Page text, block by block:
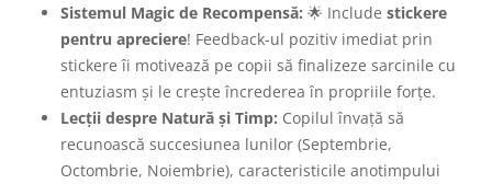
Sistemul Magic de Recompensă: 🌟 Include stickere
pentru apreciere! Feedback-ul pozitiv imediat prin
stickere îi motivează pe copii să finalizeze sarcinile cu
entuziasm și le crește încrederea în propriile forțe.
Lecții despre Natură și Timp: Copilul învață să
recunoască succesiunea lunilor (Septembrie,
Octombrie, Noiembrie), caracteristicile anotimpului